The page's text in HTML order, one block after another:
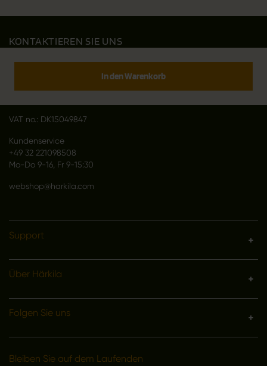
In den Warenkorb
KONTAKTIEREN SIE UNS
Outfit International A/S
VAT no.: DK15049847
Kundenservice
+49 32 221098508
Mo-Do 9-16, Fr 9-15:30
webshop@harkila.com
Support
Über Härkila
Folgen Sie uns
Bleiben Sie auf dem Laufenden